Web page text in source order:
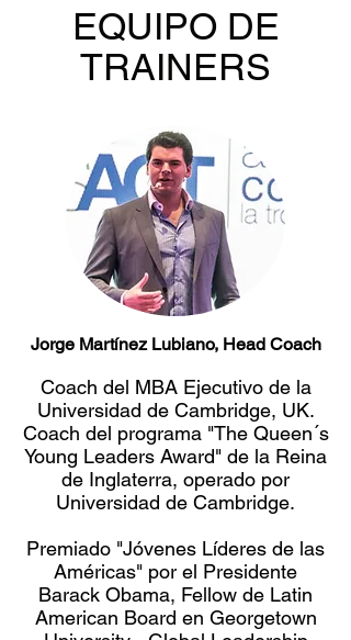
EQUIPO DE
TRAINERS
Jorge Martínez Lubiano, Head Coach
Coach del MBA Ejecutivo de la
Universidad de Cambridge, UK.
Coach del programa "The Queen´s
Young Leaders Award" de la Reina
de Inglaterra, operado por
Universidad de Cambridge.
Premiado "Jóvenes Líderes de las
Américas" por el Presidente
Barack Obama, Fellow de Latin
American Board en Georgetown